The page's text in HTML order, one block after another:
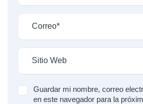
Guardar mi nombre, correo
en este navegador para la